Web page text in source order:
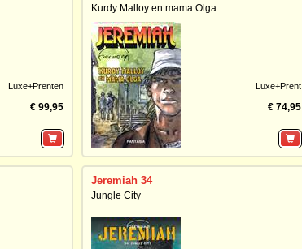
Luxe+Prenten
€ 99,95
Kurdy Malloy en mama Olga
Luxe+Prent
€ 74,95
Jeremiah 34
Jungle City